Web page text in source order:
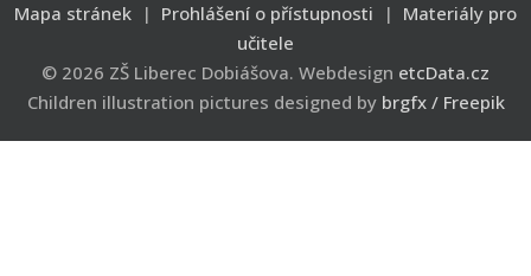
Mapa stránek | Prohlášení o přístupnosti | Materiály pro
učitele
© 2026 ZŠ Liberec Dobiášova. Webdesign etcData.cz
Children illustration pictures designed by brgfx / Freepik